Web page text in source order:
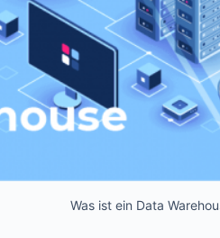
Was ist ein Data